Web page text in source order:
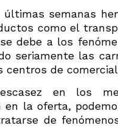
semanas
como el
debe a los
seriamente las
de
en los
en la oferta,
de